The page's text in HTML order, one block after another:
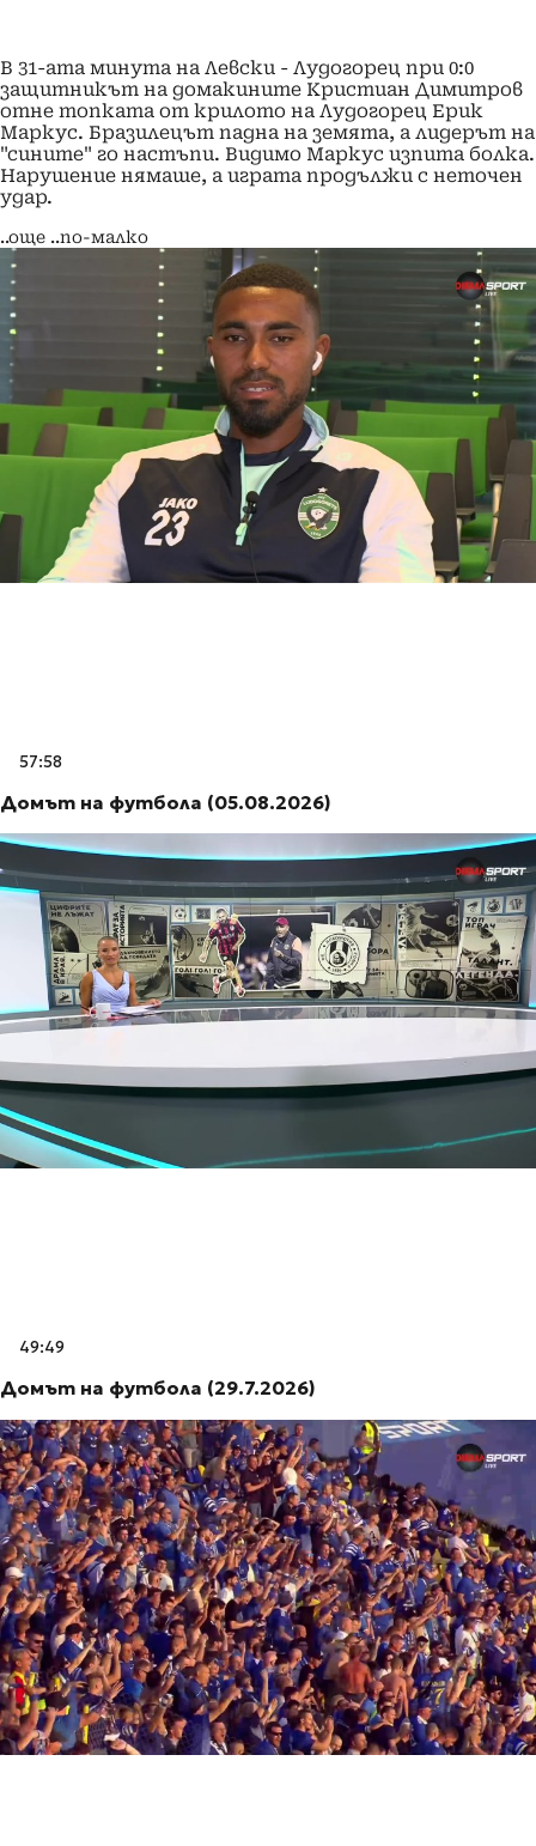
В 31-ата минута на Левски - Лудогорец при 0:0
защитникът на домакините Кристиан Димитров
отне топката от крилото на Лудогорец Ерик
Маркус. Бразилецът падна на земята, а лидерът на
"сините" го настъпи. Видимо Маркус изпита болка.
Нарушение нямаше, а играта продължи с неточен
удар.
..още ..по-малко
57:58
Домът на футбола (05.08.2026)
49:49
Домът на футбола (29.7.2026)